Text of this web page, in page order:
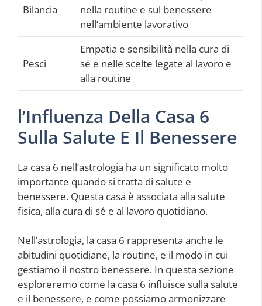
Bilancia
nella routine e sul benessere
nell’ambiente lavorativo
Pesci
Empatia e sensibilità nella cura di
sé e nelle scelte legate al lavoro e
alla routine
l’Influenza Della Casa 6
Sulla Salute E Il Benessere
La casa 6 nell’astrologia ha un significato molto
importante quando si tratta di salute e
benessere. Questa casa è associata alla salute
fisica, alla cura di sé e al lavoro quotidiano.
Nell’astrologia, la casa 6 rappresenta anche le
abitudini quotidiane, la routine, e il modo in cui
gestiamo il nostro benessere. In questa sezione
esploreremo come la casa 6 influisce sulla salute
e il benessere, e come possiamo armonizzare